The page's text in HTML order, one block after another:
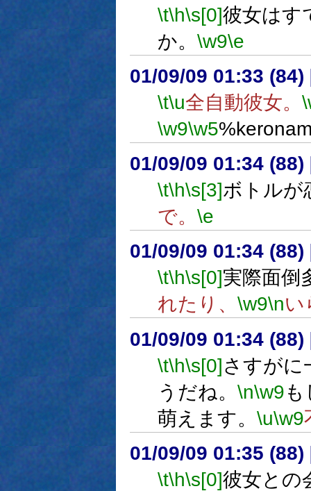
\t\h\s[0]彼女はす
か。 \w9\e
01/09/09 01:33 (84)
\t\u全自動彼女。
\w9\w5
01/09/09 01:34 (88)
\t\h\s[3]ボトルが
で。 \e
01/09/09 01:34 (88)
\t\h\s[0]実際面倒
れたり、 \w9\nい
01/09/09 01:34 (88)
\t\h\s[0]さすがに
うだね。 \n\w9
萌えます。 \u\w9
01/09/09 01:35 (88)
\t\h\s[0]彼女との